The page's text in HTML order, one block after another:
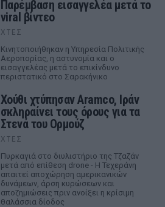
Παρέμβαση εισαγγελέα μετά το
viral βίντεο
ΧΤΕΣ
Κινητοποιήθηκαν η Υπηρεσία Πολιτικής
Αεροπορίας, η αστυνομία και ο
εισαγγελέας μετά το επικίνδυνο
περιστατικό στο Σαρακήνικο
Χούθι χτύπησαν Aramco, Ιράν
σκληραίνει τους όρους για τα
Στενά του Ορμούζ
ΧΤΕΣ
Πυρκαγιά στο διυλιστήριο της Τζαζάν
μετά από επίθεση drone - Η Τεχεράνη
απαιτεί αποχώρηση αμερικανικών
δυνάμεων, άρση κυρώσεων και
αποζημιώσεις πριν ανοίξει η κρίσιμη
θαλάσσια δίοδος